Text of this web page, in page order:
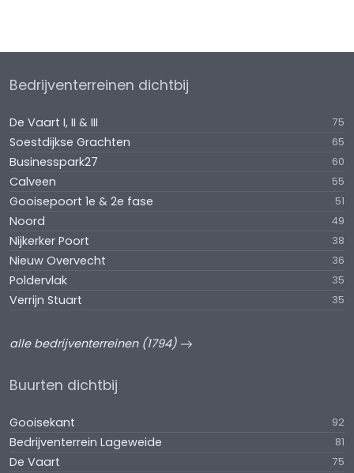
Bedrijventerreinen dichtbij
De Vaart I, II & III 75
Soestdijkse Grachten 65
Businesspark27 60
Calveen 55
Gooisepoort 1e & 2e fase 51
Noord 49
Nijkerker Poort 38
Nieuw Overvecht 36
Poldervlak 35
Verrijn Stuart 35
alle bedrijventerreinen (1794)
Buurten dichtbij
Gooisekant 92
Bedrijventerrein Lageweide 81
De Vaart 75